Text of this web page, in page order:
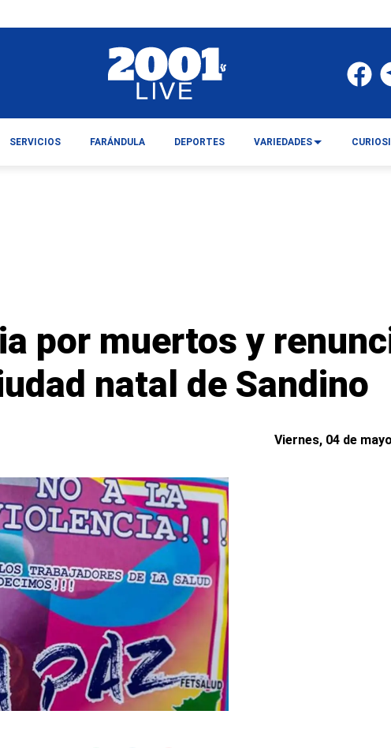
por muertos y
natal de Sandino
Viernes, 04 de
SERVICIOS FARÁNDULA DEPORTES VARIEDADES